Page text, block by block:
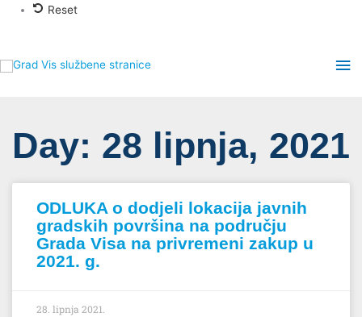
Reset
Day: 28 lipnja, 2021
ODLUKA o dodjeli lokacija javnih
gradskih površina na području
Grada Visa na privremeni zakup u
2021. g.
28. lipnja 2021.